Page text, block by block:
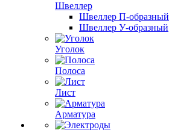
Швеллер
Швеллер П-образный
Швеллер У-образный
Уголок
Полоса
Лист
Арматура